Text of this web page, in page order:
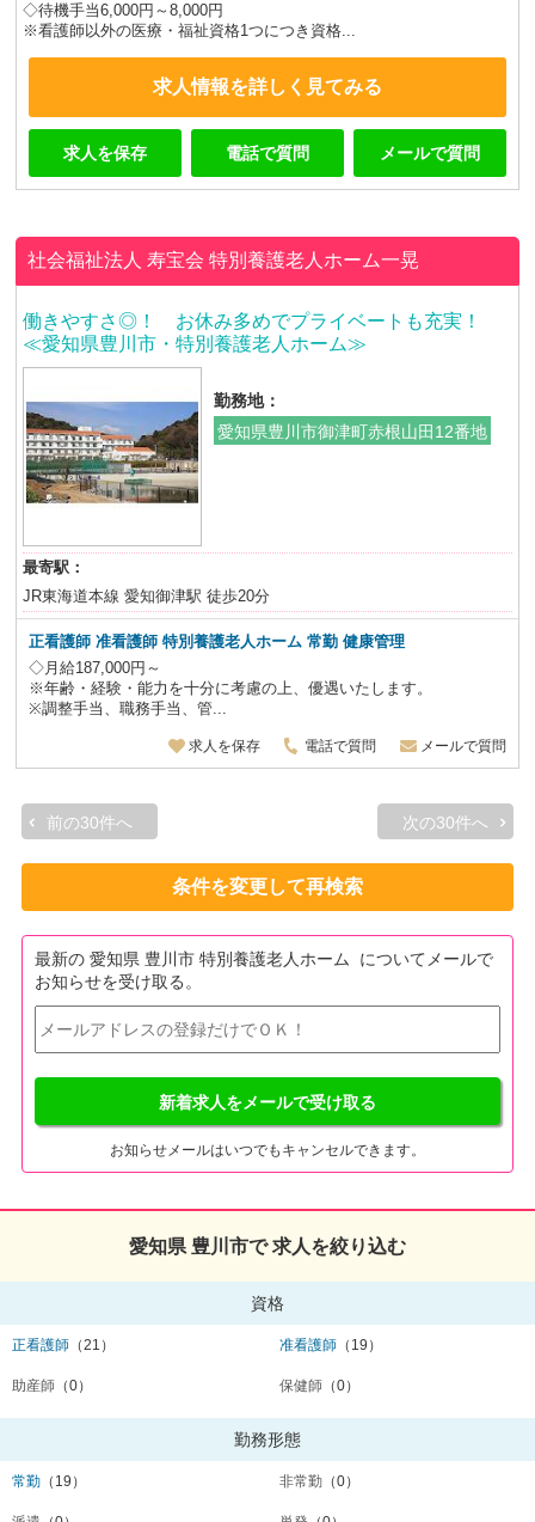
◇待機手当6,000円～8,000円
※看護師以外の医療・福祉資格1つにつき資格...
求人情報を詳しく見てみる
求人を保存 電話で質問 メールで質問
社会福祉法人 寿宝会特別養護老人ホーム一晃
働きやすさ◎！ お休み多めでプライベートも充実！
≪愛知県豊川市・特別養護老人ホーム≫
勤務地：
愛知県豊川市御津町赤根山田12番地
最寄駅：
JR東海道本線 愛知御津駅 徒歩20分
正看護師 准看護師 特別養護老人ホーム常勤 健康管理
◇月給187,000円～
※年齢・経験・能力を十分に考慮の上、優遇いたします。
※調整手当、職務手当、管...
求人を保存 電話で質問 メールで質問
前の30件へ 次の30件へ
条件を変更して再検索
最新の 愛知県 豊川市 特別養護老人ホーム についてメールで
お知らせを受け取る。
新着求人をメールで受け取る
お知らせメールはいつでもキャンセルできます。
愛知県 豊川市で 求人を絞り込む
資格
正看護師 （21） 准看護師 （19）
助産師 （0） 保健師 （0）
勤務形態
常勤 （19） 非常勤 （0）